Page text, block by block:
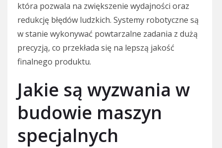
która pozwala na zwiększenie wydajności oraz
redukcję błędów ludzkich. Systemy robotyczne są
w stanie wykonywać powtarzalne zadania z dużą
precyzją, co przekłada się na lepszą jakość
finalnego produktu.
Jakie są wyzwania w
budowie maszyn
specjalnych